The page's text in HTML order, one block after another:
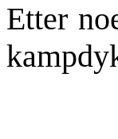
Etter